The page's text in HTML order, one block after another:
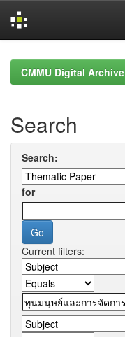
navigationCMMU Digital Archive
Search
Search:
for
Current filters: